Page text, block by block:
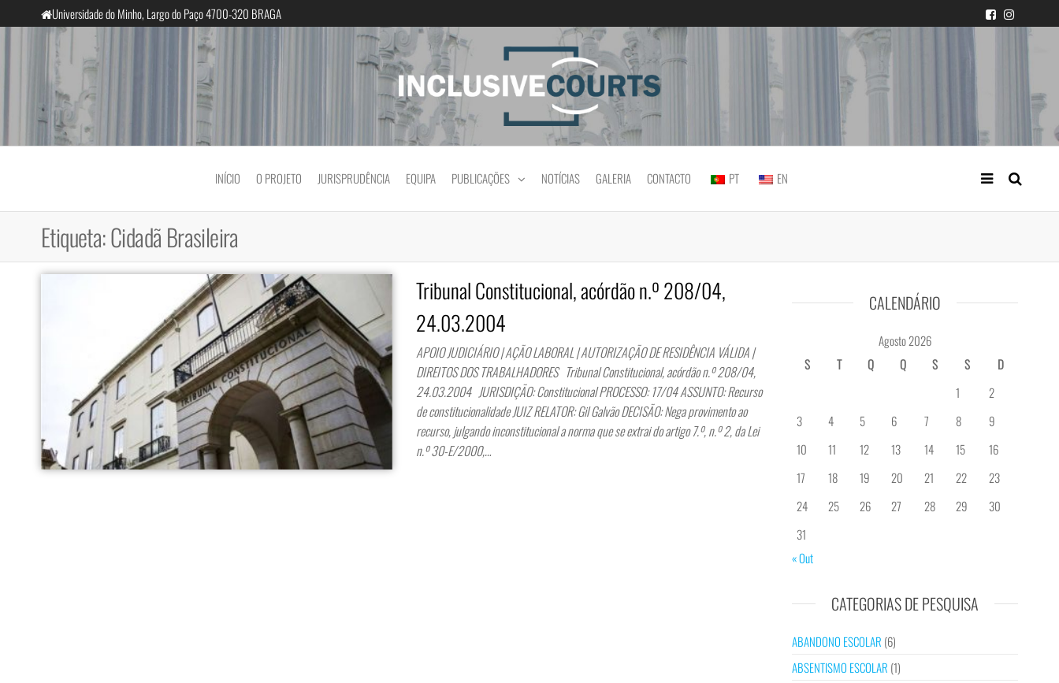
para
Universidade do Minho, Largo do Paço 4700-320 BRAGA
InclusiveCourts Igualdade e diferença cultural na prática judicial portuguesa
INÍCIO O PROJETO JURISPRUDÊNCIA EQUIPA PUBLICAÇÕES NOTÍCIAS GALERIA CONTACTO PT EN
Etiqueta:Cidadã Brasileira
Tribunal Constitucional, acórdão n.º 208/04,
24.03.2004
APOIO JUDICIÁRIO | AÇÃO LABORAL | AUTORIZAÇÃO DE RESIDÊNCIA VÁLIDA |
DIREITOS DOS TRABALHADORES Tribunal Constitucional, acórdão n.º 208/04,
24.03.2004 JURISDIÇÃO: Constitucional PROCESSO: 17/04 ASSUNTO: Recurso
de constitucionalidade JUIZ RELATOR: Gil Galvão DECISÃO: Nega provimento ao
recurso, julgando inconstitucional a norma que se extrai do artigo 7.º, n.º 2, da Lei
n.º 30-E/2000,…
CALENDÁRIO
Agosto 2026
S
T Q Q S S
D
1
2
3
4 5 6 7 8
9
10
11 12 13 14 15
16
17
18 19 20 21 22
23
24
25 26 27 28 29
30
31
« Out
CATEGORIAS DE PESQUISA
ABANDONO ESCOLAR (6)
ABSENTISMO ESCOLAR (1)